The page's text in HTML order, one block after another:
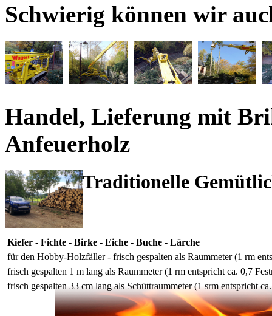
Schwierig können wir
Handel, Lieferung mit
Anfeuerholz
Traditionelle
Kiefer - Fichte - Birke - Eiche - Buche - Lärche
für den Hobby-Holzfäller - frisch gespalten als Raummeter (1 rm
frisch gespalten 1 m lang als Raummeter (1 rm entspricht ca. 0,7
frisch gespalten 33 cm lang als Schüttraummeter (1 srm entspricht